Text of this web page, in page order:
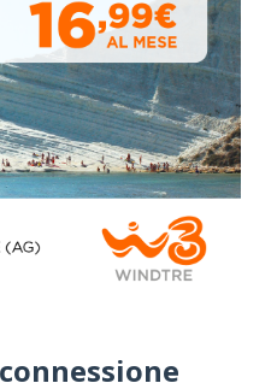
del Sindaco Zambito
22, 2020
nella Strada degli
2026